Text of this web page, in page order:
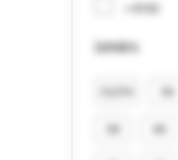
> €150
izmērs